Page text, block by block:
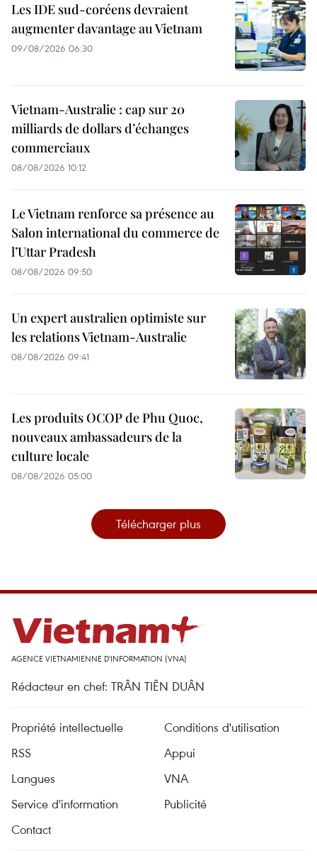
Les IDE sud-coréens devraient
augmenter davantage au Vietnam
09/08/2026 06:30
Vietnam-Australie : cap sur 20
milliards de dollars d’échanges
commerciaux
08/08/2026 10:12
Le Vietnam renforce sa présence au
Salon international du commerce de
l’Uttar Pradesh
08/08/2026 09:50
Un expert australien optimiste sur
les relations Vietnam-Australie
08/08/2026 09:41
Les produits OCOP de Phu Quoc,
nouveaux ambassadeurs de la
culture locale
08/08/2026 05:00
Télécharger plus
AGENCE VIETNAMIENNE D'INFORMATION (VNA)
Rédacteur en chef: TRÂN TIÊN DUÂN
Propriété intellectuelle
Conditions d'utilisation
RSS
Appui
Langues
VNA
Service d'information
Publicité
Contact